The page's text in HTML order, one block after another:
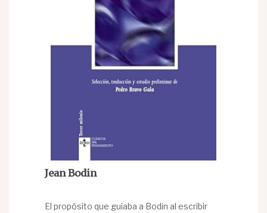
Jean Bodin
El propósito que guiaba a Bodin al escribir